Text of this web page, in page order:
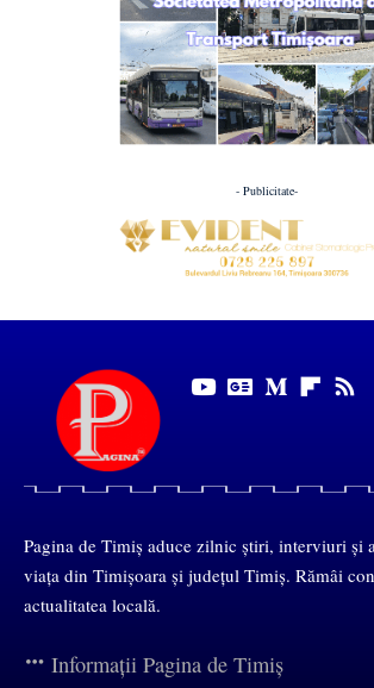
- Publicitate-
Pagina de Timiș aduce zilnic știri, interviuri și
viața din Timișoara și județul Timiș. Rămâi
actualitatea locală.
Informații Pagina de Timiș